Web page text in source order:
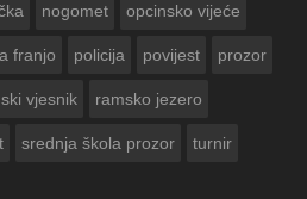
nogomet opcinsko vijeće
franjo policija povijest prozor
vjesnik ramsko jezero
srednja škola prozor turnir